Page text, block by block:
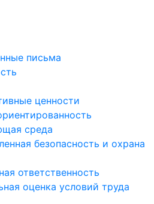
письма
ценности
среда
безопасность и охрана
ответственность
оценка условий труда